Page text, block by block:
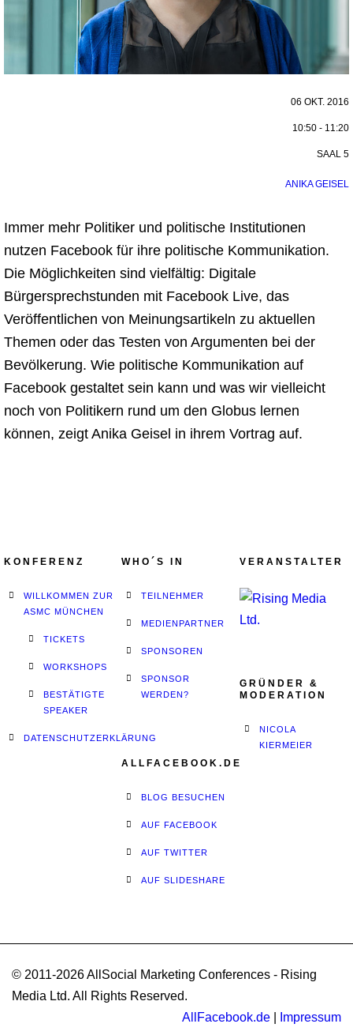
06 OKT. 2016
10:50 - 11:20
SAAL 5
ANIKA GEISEL
Immer mehr Politiker und politische Institutionen
nutzen Facebook für ihre politische Kommunikation.
Die Möglichkeiten sind vielfältig: Digitale
Bürgersprechstunden mit Facebook Live, das
Veröffentlichen von Meinungsartikeln zu aktuellen
Themen oder das Testen von Argumenten bei der
Bevölkerung. Wie politische Kommunikation auf
Facebook gestaltet sein kann und was wir vielleicht
noch von Politikern rund um den Globus lernen
können, zeigt Anika Geisel in ihrem Vortrag auf.
KONFERENZ
WILLKOMMEN ZUR
ASMC MÜNCHEN
TICKETS
WORKSHOPS
BESTÄTIGTE
SPEAKER
DATENSCHUTZERKLÄRUNG
WHO´S IN
TEILNEHMER
MEDIENPARTNER
SPONSOREN
SPONSOR
WERDEN?
ALLFACEBOOK.DE
BLOG BESUCHEN
AUF FACEBOOK
AUF TWITTER
AUF SLIDESHARE
VERANSTALTER
GRÜNDER &
MODERATION
NICOLA
KIERMEIER
© 2011-2026 AllSocial Marketing Conferences - Rising
Media Ltd. All Rights Reserved.
AllFacebook.de
Impressum